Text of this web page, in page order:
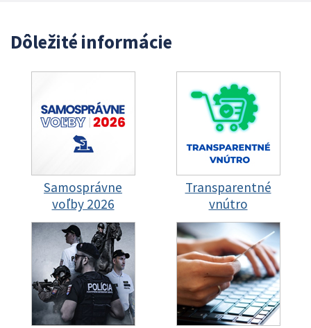
Dôležité informácie
Samosprávne
voľby 2026
Transparentné
vnútro